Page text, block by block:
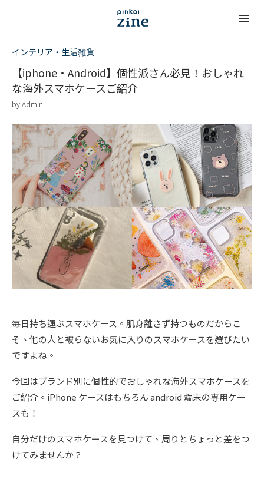
インテリア・生活雑貨
【iphone・Android】個性派さん必見！おしゃれ
な海外スマホケースご紹介
byAdmin
毎日持ち運ぶスマホケース。肌身離さず持つものだからこ
そ、他の人と被らないお気に入りのスマホケースを選びたい
ですよね。
今回はブランド別に個性的でおしゃれな海外スマホケースを
ご紹介。iPhone ケースはもちろん android 端末の専用ケー
スも！
自分だけのスマホケースを見つけて、周りとちょっと差をつ
けてみませんか？